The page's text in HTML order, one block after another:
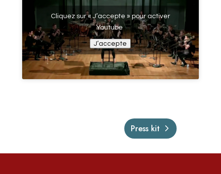
Cliquez sur « J’accepte » pour activer
Youtube
J’accepte
Press kit